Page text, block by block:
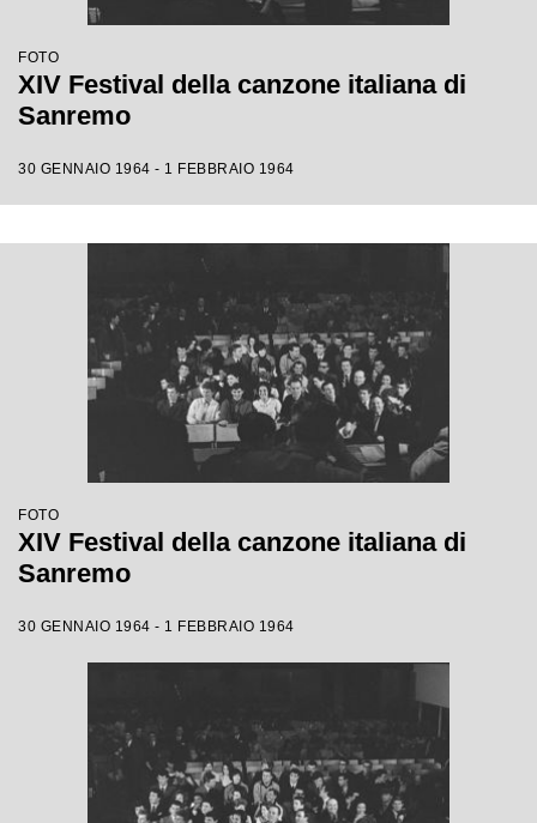
FOTO
XIV Festival della canzone italiana di
Sanremo
30 GENNAIO 1964 - 1 FEBBRAIO 1964
FOTO
XIV Festival della canzone italiana di
Sanremo
30 GENNAIO 1964 - 1 FEBBRAIO 1964